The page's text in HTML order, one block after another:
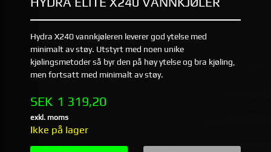
Hydra X240 vannkjøleren leverer god ytelse med
minimalt av støy. Utstyrt med noen unike
kjølingsmetoder så byr den på høy ytelse og bra kjøling,
men fortsatt med minimalt av støy.
Pris
SEK 1 319,20
exkl. moms
Ikke på lager